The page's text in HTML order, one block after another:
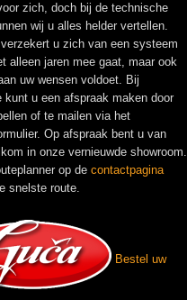
zich, doch bij de technische
wij u alles helder vertellen.
verzekert u zich van een systeem
alleen jaren mee gaat, maar ook
uw wensen voldoet. Bij
kunt u een afspraak maken door
of te mailen via het
Op afspraak bent u van
in onze vernieuwde showroom.
op de contactpagina
snelste route.
Bestel uw